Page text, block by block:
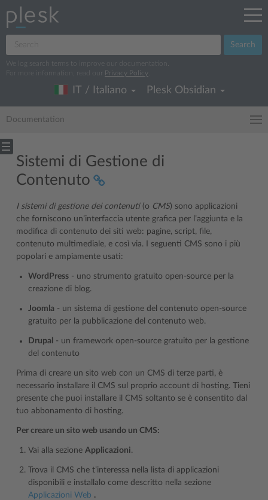
Search
We log search terms to improve our documentation.
For more information, read our
Privacy Policy
IT / Italiano Plesk Obsidian
Documentation
Sistemi di Gestione di
Contenuto
I sistemi di gestione dei contenuti(o CMS) sono applicazioni
che forniscono un’interfaccia utente grafica per l’aggiunta e la
modifica di contenuto dei siti web: pagine, script, file,
contenuto multimediale, e così via. I seguenti CMS sono i più
popolari e ampiamente usati:
WordPress - uno strumento gratuito open-source per la
creazione di blog.
Joomla - un sistema di gestione del contenuto open-source
gratuito per la pubblicazione del contenuto web.
Drupal
- un framework open-source gratuito per la gestione
del contenuto
Prima di creare un sito web con un CMS di terze parti, è
necessario installare il CMS sul proprio account di hosting. Tieni
presente che puoi installare il CMS soltanto se è consentito dal
tuo abbonamento di hosting.
Per creare un sito web usando un CMS:
Vai alla sezione Applicazioni.
Trova il CMS che t’interessa nella lista di applicazioni
disponibili e installalo come descritto nella sezione
Applicazioni Web .